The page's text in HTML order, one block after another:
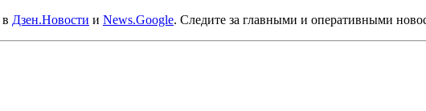
в Дзен.Новости и News.Google. Следите за главными и оперативными